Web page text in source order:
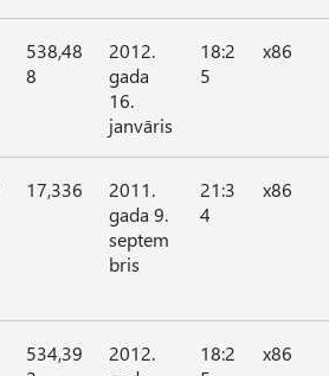
538,48
8
2012.
gada
16.
janvāris
18:2
5
x86
17,336
2011.
gada 9.
septem
bris
21:3
4
x86
534,39
2012.
18:2
x86